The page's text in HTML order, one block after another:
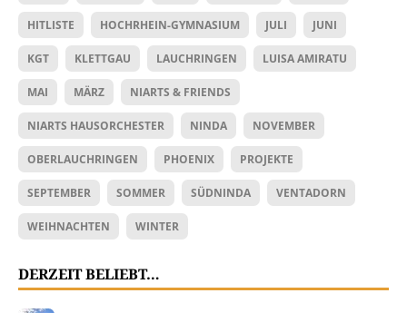
HITLISTE HOCHRHEIN-GYMNASIUM JULI JUNI
KGT KLETTGAU LAUCHRINGEN LUISA AMIRATU
MAI MÄRZ NIARTS & FRIENDS
NIARTS HAUSORCHESTER NINDA NOVEMBER
OBERLAUCHRINGEN PHOENIX PROJEKTE
SEPTEMBER SOMMER SÜDNINDA VENTADORN
WEIHNACHTEN WINTER
DERZEIT BELIEBT…